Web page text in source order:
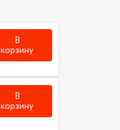
В
корзину
В
корзину